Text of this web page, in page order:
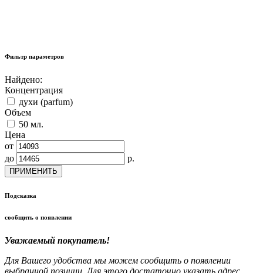
Фильтр параметров
Найдено:
Концентрация
духи (parfum)
Объем
50 мл.
Цена
от
до
р.
ПРИМЕНИТЬ
Подсказка
сообщить о появлении
Уважаемый покупатель!
Для Вашего удобства мы можем сообщить о появлении